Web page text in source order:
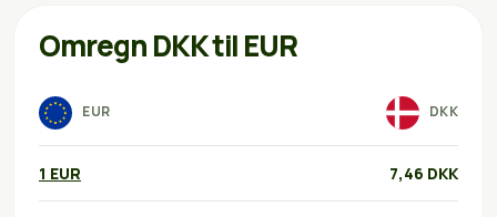
Omregn DKK til EUR
EUR DKK
1 EUR 7,46 DKK